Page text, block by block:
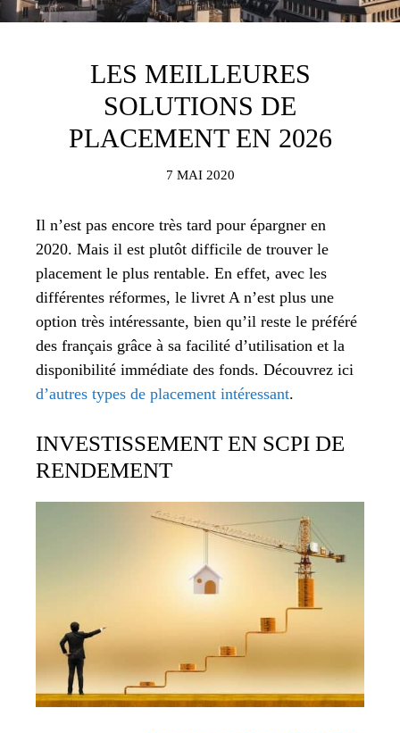
LES MEILLEURES
SOLUTIONS DE
PLACEMENT EN 2026
7 MAI 2020
Il n’est pas encore très tard pour épargner en
2020. Mais il est plutôt difficile de trouver le
placement le plus rentable. En effet, avec les
différentes réformes, le livret A n’est plus une
option très intéressante, bien qu’il reste le préféré
des français grâce à sa facilité d’utilisation et la
disponibilité immédiate des fonds. Découvrez ici
d’autres types de placement intéressant.
INVESTISSEMENT EN SCPI DE
RENDEMENT